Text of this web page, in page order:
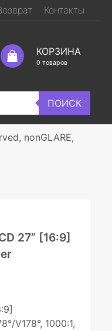
Контакты
КОРЗИНА
0 товаров
ПОИСК
nonGLARE,
27” [16:9]
V178°, 1000:1,